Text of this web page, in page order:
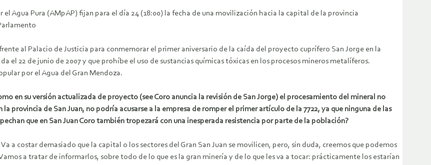
el Agua Pura (AMpAP) fijan para el día 24 (18:00) la fecha de una movilización hacia la capital de la provincia
al Palacio de Justicia para conmemorar el primer aniversario de la caída del proyecto cuprífero San Jorge en la
el 22 de junio de 2007 y que prohíbe el uso de sustancias químicas tóxicas en los procesos mineros metalíferos.
por el Agua del Gran Mendoza.
en su versión actualizada de proyecto (see Coro anuncia la revisión de San Jorge) el procesamiento del mineral no
provincia de San Juan, no podría acusarse a la empresa de romper el primer artículo de la 7722, ya que ninguna de las
que en San Juan Coro también tropezará con una inesperada resistencia por parte de la población?
a costar demasiado que la capital o los sectores del Gran San Juan se movilicen, pero, sin duda, creemos que podemos
a tratar de informarlos, sobre todo de lo que es la gran minería y de lo que les va a tocar: prácticamente los estarían